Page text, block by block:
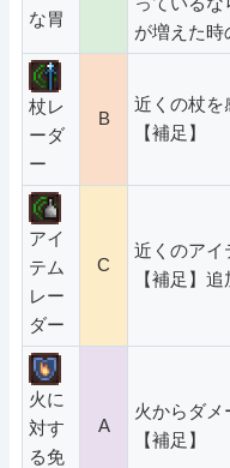
な胃
が増えた時
杖レ
ーダ
ー
B
近くの杖を
【補足】
アイ
テム
レー
ダー
C
近くのアイ
【補足】
火に
対す
る免
A
火からダメ
【補足】